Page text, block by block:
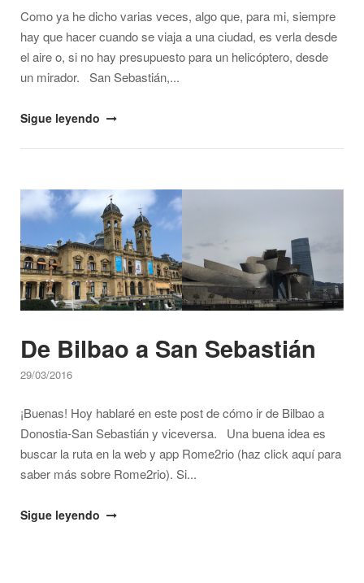
Como ya he dicho varias veces, algo que, para mi, siempre
hay que hacer cuando se viaja a una ciudad, es verla desde
el aire o, si no hay presupuesto para un helicóptero, desde
un mirador. San Sebastián,...
"Cómo
Igueldo
de
San
Sebastián"
Sigue leyendo
Open post
De Bilbao a San Sebastián
29/03/2016
¡Buenas! Hoy hablaré en este post de cómo ir de Bilbao a
Donostia-San Sebastián y viceversa. Una buena idea es
buscar la ruta en la web y app Rome2rio (haz click aquí para
saber más sobre Rome2rio). Si...
"De
Sigue leyendo